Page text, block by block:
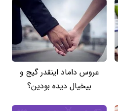
عروس داماد اینقدر گیج و
بیخیال دیده بودین؟